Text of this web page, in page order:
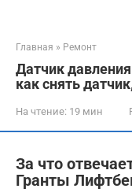
Главная » Ремонт
Датчик
как снять
На чтение: 19 мин
За что
Гранты